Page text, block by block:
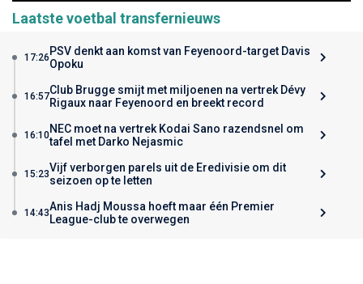
Laatste voetbal transfernieuws
17:26 PSV denkt aan komst van Feyenoord-target Davis
Opoku
16:57Club Brugge smijt met miljoenen na vertrek Dévy
Rigaux naar Feyenoord en breekt record
16:10NEC moet na vertrek Kodai Sano razendsnel om
tafel met Darko Nejasmic
15:23Vijf verborgen parels uit de Eredivisie om dit
seizoen op te letten
14:43Anis Hadj Moussa hoeft maar één Premier
League-club te overwegen